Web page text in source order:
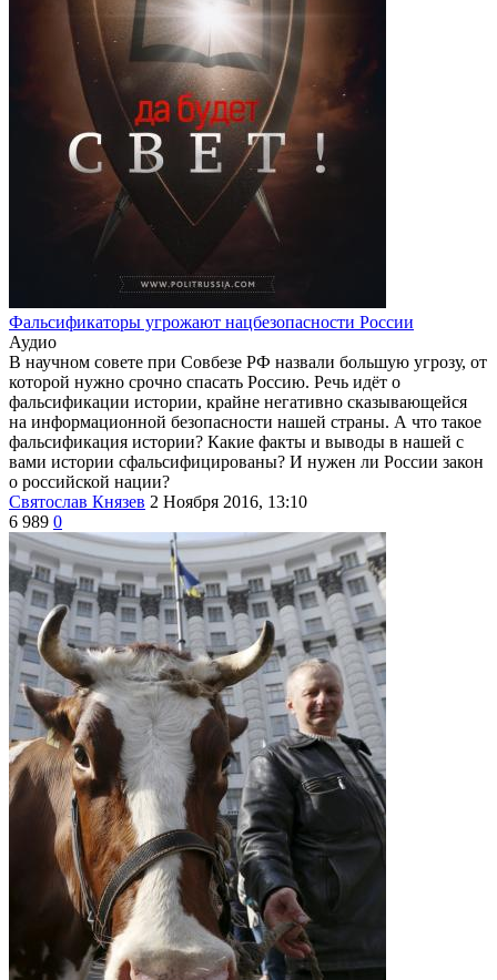
Фальсификаторы угрожают нацбезопасности России
Аудио
В научном совете при Совбезе РФ назвали большую угрозу, от
которой нужно срочно спасать Россию. Речь идёт о
фальсификации истории, крайне негативно сказывающейся
на информационной безопасности нашей страны. А что такое
фальсификация истории? Какие факты и выводы в нашей с
вами истории сфальсифицированы? И нужен ли России закон
о российской нации?
Святослав Князев 2 Ноября 2016, 13:10
6 989 0